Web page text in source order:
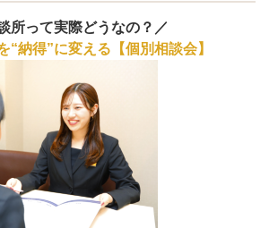
所って実際どうなの？／
“納得”に変える【個別相談会】